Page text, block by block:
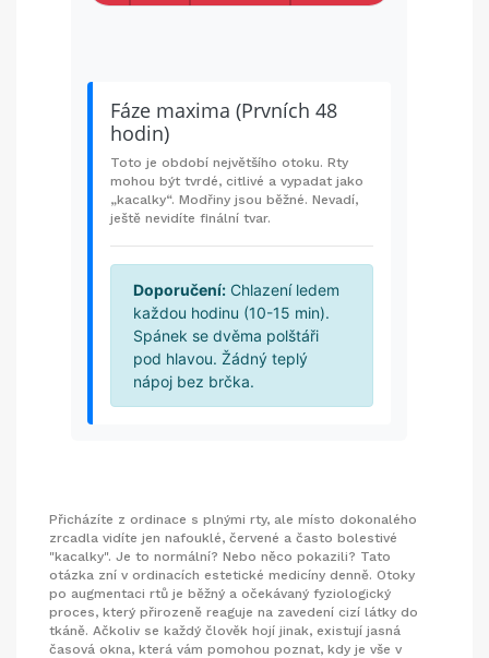
Fáze maxima (Prvních 48
hodin)
Toto je období největšího otoku. Rty
mohou být tvrdé, citlivé a vypadat jako
„kacalky“. Modřiny jsou běžné. Nevadí,
ještě nevidíte finální tvar.
Doporučení: Chlazení ledem
každou hodinu (10-15 min).
Spánek se dvěma polštáři
pod hlavou. Žádný teplý
nápoj bez brčka.
Přicházíte z ordinace s plnými rty, ale místo dokonalého
zrcadla vidíte jen nafouklé, červené a často bolestivé
"kacalky". Je to normální? Nebo něco pokazili? Tato
otázka zní v ordinacích estetické medicíny denně. Otoky
po augmentaci rtů je běžný a očekávaný fyziologický
proces, který přirozeně reaguje na zavedení cizí látky do
tkáně. Ačkoliv se každý člověk hojí jinak, existují jasná
časová okna, která vám pomohou poznat, kdy je vše v